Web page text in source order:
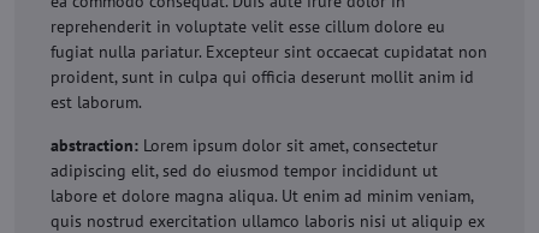
reprehenderit in voluptate velit esse cillum dolore eu
fugiat nulla pariatur. Excepteur sint occaecat cupidatat non
proident, sunt in culpa qui officia deserunt mollit anim id
est laborum.
abstraction: Lorem ipsum dolor sit amet, consectetur
adipiscing elit, sed do eiusmod tempor incididunt ut
labore et dolore magna aliqua. Ut enim ad minim veniam,
quis nostrud exercitation ullamco laboris nisi ut aliquip ex